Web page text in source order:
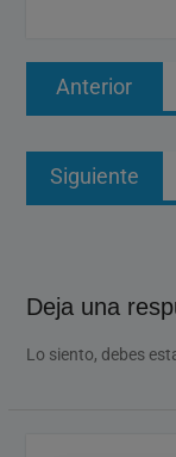
Navegación
Anterior
Siguiente
Deja una
Lo siento, debes